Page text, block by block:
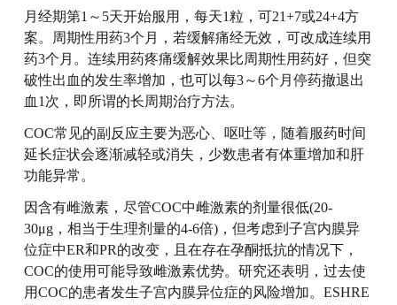
月经期第1～5天开始服用，每天1粒，可21+7或24+4方
案。周期性用药3个月，若缓解痛经无效，可改成连续用
药3个月。连续用药疼痛缓解效果比周期性用药好，但突
破性出血的发生率增加，也可以每3～6个月停药撤退出
血1次，即所谓的长周期治疗方法。
COC常见的副反应主要为恶心、呕吐等，随着服药时间
延长症状会逐渐减轻或消失，少数患者有体重增加和肝
功能异常。
因含有雌激素，尽管COC中雌激素的剂量很低(20-
30μg，相当于生理剂量的4-6倍)，但考虑到子宫内膜异
位症中ER和PR的改变，且在存在孕酮抵抗的情况下，
COC的使用可能导致雌激素优势。研究还表明，过去使
用COC的患者发生子宫内膜异位症的风险增加。ESHRE